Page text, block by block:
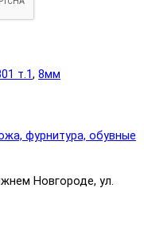
т.1, 8мм
Новгороде, ул.